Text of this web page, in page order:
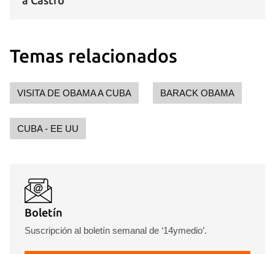
Temas relacionados
VISITA DE OBAMA A CUBA BARACK OBAMA
CUBA - EE UU
Boletín
Suscripción al boletín semanal de ‘14ymedio’.